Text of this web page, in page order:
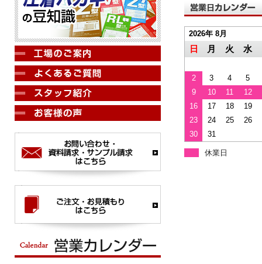
2026年 8月
日 月 火 水
2 3 4
5
9
10 11
12
16
17 18
19
23
24 25
26
30
31
休業日